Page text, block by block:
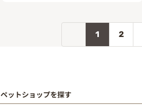
1 2
ペットショップを探す